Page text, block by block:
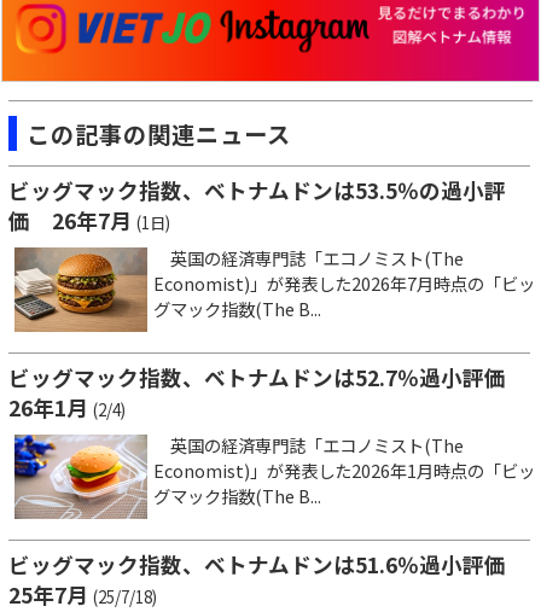
この記事の関連ニュース
ビッグマック指数、ベトナムドンは53.5％の過小評
価 26年7月 (1日)
英国の経済専門誌「エコノミスト(The
Economist)」が発表した2026年7月時点の「ビッ
グマック指数(The B...
ビッグマック指数、ベトナムドンは52.7％過小評価
26年1月 (2/4)
英国の経済専門誌「エコノミスト(The
Economist)」が発表した2026年1月時点の「ビッ
グマック指数(The B...
ビッグマック指数、ベトナムドンは51.6％過小評価
25年7月 (25/7/18)